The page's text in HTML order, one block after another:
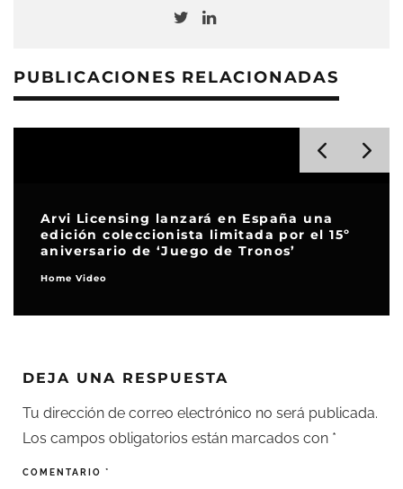
PUBLICACIONES RELACIONADAS
Arvi Licensing lanzará en España una
edición coleccionista limitada por el 15º
aniversario de ‘Juego de Tronos’
Home Video
DEJA UNA RESPUESTA
Tu dirección de correo electrónico no será publicada.
Los campos obligatorios están marcados con *
COMENTARIO *